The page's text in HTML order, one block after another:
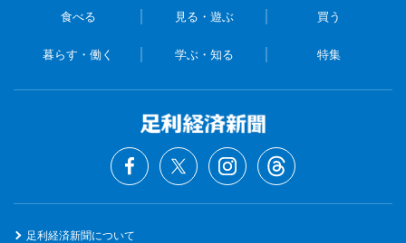
食べる 見る・遊ぶ 買う
暮らす・働く 学ぶ・知る 特集
足利経済新聞について